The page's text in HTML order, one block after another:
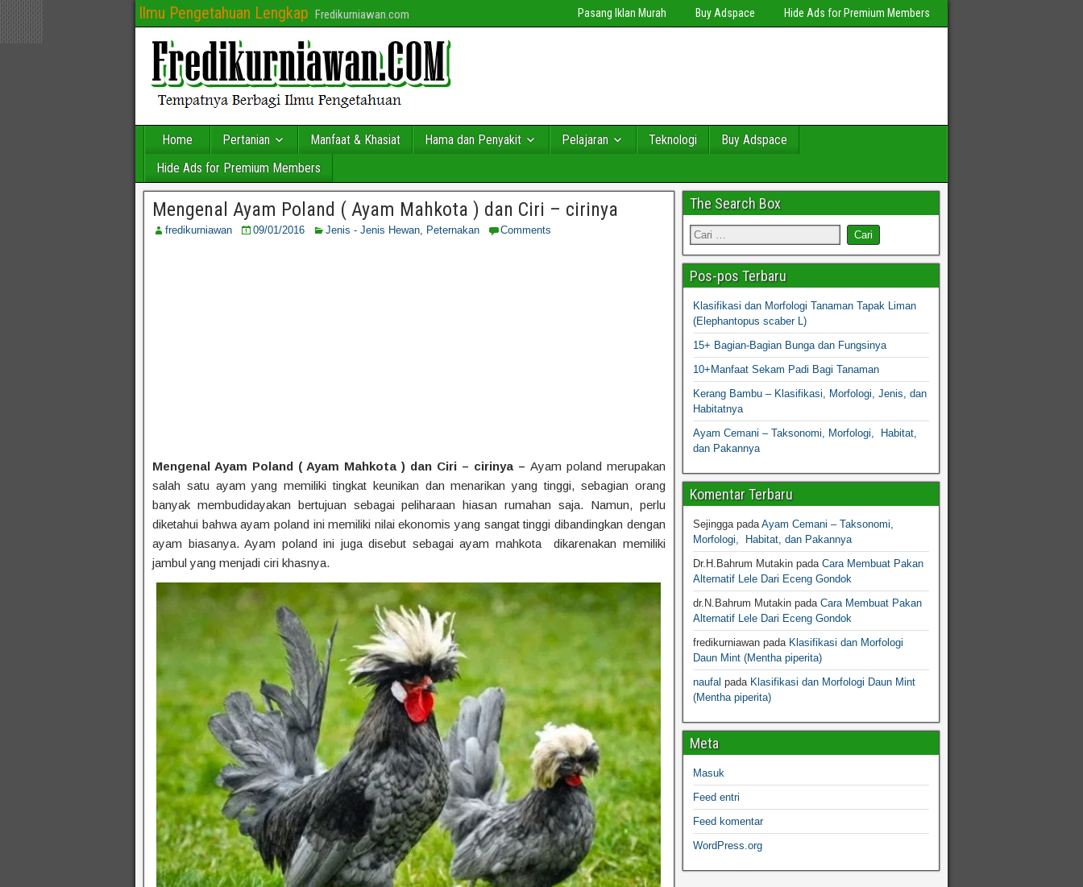
Ilmu Pengetahuan Lengkap Fredikurniawan.com Pasang Iklan Murah Buy Adspace Hide Ads for Premium Members
Home Pertanian Manfaat & Khasiat Hama dan Penyakit Pelajaran Teknologi
Buy Adspace
Hide Ads for Premium Members
Mengenal Ayam Poland ( Ayam Mahkota ) dan Ciri – cirinya
fredikurniawan 09/01/2016 Jenis - Jenis Hewan, Peternakan Comments
Mengenal Ayam Poland ( Ayam Mahkota ) dan Ciri – cirinya – Ayam poland merupakan
salah satu ayam yang memiliki tingkat keunikan dan menarikan yang tinggi, sebagian orang
banyak membudidayakan bertujuan sebagai peliharaan hiasan rumahan saja. Namun, perlu
diketahui bahwa ayam poland ini memiliki nilai ekonomis yang sangat tinggi dibandingkan dengan
ayam biasanya. Ayam poland ini juga disebut sebagai ayam mahkota dikarenakan memiliki
jambul yang menjadi ciri khasnya.
The Search Box
Pos-pos Terbaru
Klasifikasi dan Morfologi Tanaman Tapak Liman
(Elephantopus scaber L)
15+ Bagian-Bagian Bunga dan Fungsinya
10+Manfaat Sekam Padi Bagi Tanaman
Kerang Bambu – Klasifikasi, Morfologi, Jenis, dan
Habitatnya
Ayam Cemani – Taksonomi, Morfologi, Habitat,
dan Pakannya
Komentar Terbaru
SejinggapadaAyam Cemani – Taksonomi,
Morfologi, Habitat, dan Pakannya
Dr.H.Bahrum Mutakinpada Cara Membuat Pakan
Alternatif Lele Dari Eceng Gondok
dr.N.Bahrum Mutakinpada Cara Membuat Pakan
Alternatif Lele Dari Eceng Gondok
fredikurniawanpada Klasifikasi dan Morfologi
Daun Mint (Mentha piperita)
naufal pada Klasifikasi dan Morfologi Daun Mint
(Mentha piperita)
Meta
Masuk
Feed entri
Feed komentar
WordPress.org